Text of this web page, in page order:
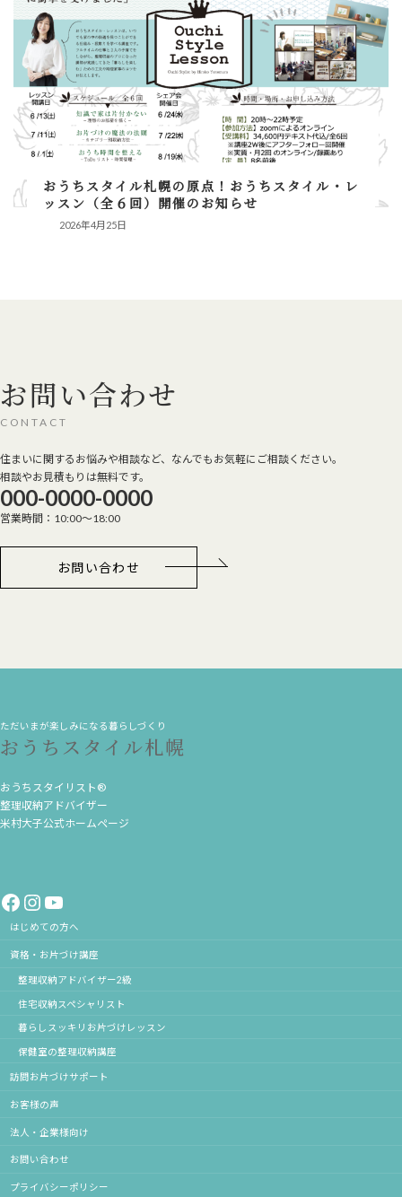
おうちスタイル札幌の原点！おうちスタイル・レ
ッスン（全６回）開催のお知らせ
2026年4月25日
お問い合わせ
CONTACT
住まいに関するお悩みや相談など、なんでもお気軽にご相談ください。
相談やお見積もりは無料です。
000-0000-0000
営業時間：10:00～18:00
お問い合わせ
ただいまが楽しみになる暮らしづくり
おうちスタイル札幌
おうちスタイリスト®
整理収納アドバイザー
米村大子公式ホームページ
Facebook
Instagram
YouTube
はじめての方へ
資格・お片づけ講座
整理収納アドバイザー2級
住宅収納スペシャリスト
暮らしスッキリお片づけレッスン
保健室の整理収納講座
訪問お片づけサポート
お客様の声
法人・企業様向け
お問い合わせ
プライバシーポリシー